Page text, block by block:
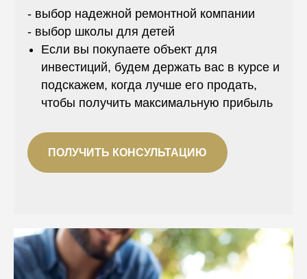
- выбор надежной ремонтной компании
- выбор школы для детей
Если вы покупаете объект для
инвестиций, будем держать вас в курсе и
подскажем, когда лучше его продать,
чтобы получить максимальную прибыль
ПОЛУЧИТЬ КОНСУЛЬТАЦИЮ